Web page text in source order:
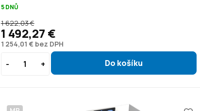
5 DNŮ
1 254,01 € bez DPH
1 622,03 €
1 492,27 €